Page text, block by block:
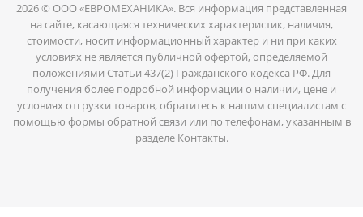
2026 © ООО «ЕВРОМЕХАНИКА». Вся информация представленная
на сайте, касающаяся технических характеристик, наличия,
стоимости, носит информационный характер и ни при каких
условиях не является публичной офертой, определяемой
положениями Статьи 437(2) Гражданского кодекса РФ. Для
получения более подробной информации о наличии, цене и
условиях отгрузки товаров, обратитесь к нашим специалистам с
помощью формы обратной связи или по телефонам, указанным в
разделе Контакты.